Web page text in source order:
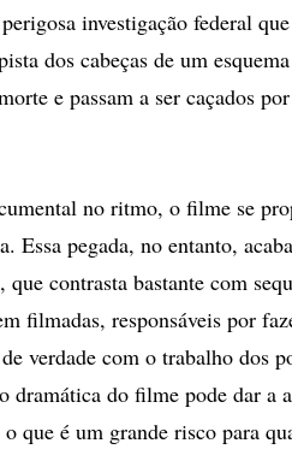
investigação federal
dos cabeças de um
e passam a ser caçados
no ritmo, o filme se
Essa pegada, no entanto,
contrasta bastante com
filmadas, responsáveis por
verdade com o trabalho dos
dramática do filme pode dar a
o que é um grande risco para